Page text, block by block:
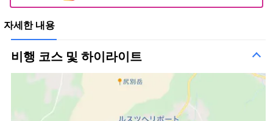
자세한 내용
비행 코스 및 하이라이트